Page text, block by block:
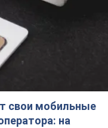
свои мобильные
на